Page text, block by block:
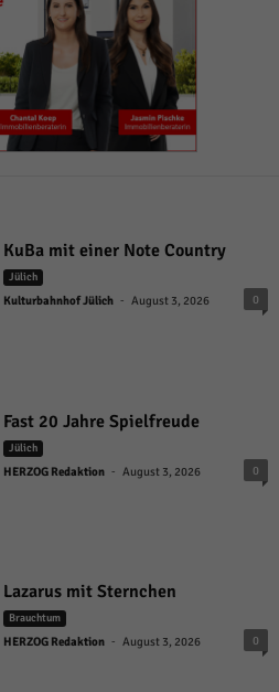
KuBa mit einer Note Country
Jülich
Kulturbahnhof Jülich - August 3, 2026 0
Fast 20 Jahre Spielfreude
Jülich
HERZOG Redaktion - August 3, 2026 0
Lazarus mit Sternchen
Brauchtum
HERZOG Redaktion - August 3, 2026 0